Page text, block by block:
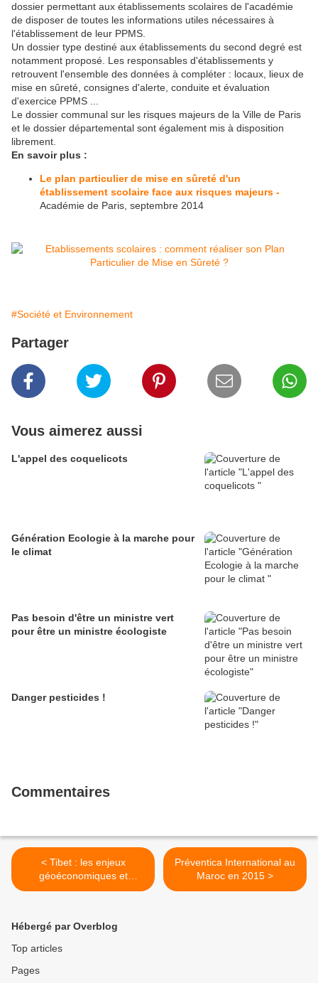
dossier permettant aux établissements scolaires de l'académie
de disposer de toutes les informations utiles nécessaires à
l'établissement de leur PPMS.
Un dossier type destiné aux établissements du second degré est
notamment proposé. Les responsables d'établissements y
retrouvent l'ensemble des données à compléter : locaux, lieux de
mise en sûreté, consignes d'alerte, conduite et évaluation
d'exercice PPMS ...
Le dossier communal sur les risques majeurs de la Ville de Paris
et le dossier départemental sont également mis à disposition
librement.
En savoir plus :
Le plan particulier de mise en sûreté d'un
établissement scolaire face aux risques majeurs -
Académie de Paris, septembre 2014
#Société et Environnement
Partager
Vous aimerez aussi
L'appel des coquelicots
Génération Ecologie à la marche pour
le climat
Pas besoin d'être un ministre vert
pour être un ministre écologiste
Danger pesticides !
Commentaires
< Tibet : les enjeux
géoéconomiques et
géostratégiques pour la
Préventica International au
Maroc en 2015 >
Hébergé par Overblog
Top articles
Pages